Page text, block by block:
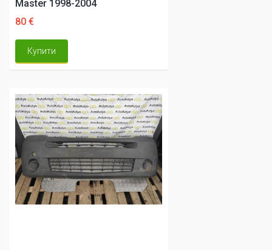
Master 1998-2004
80 €
Купити